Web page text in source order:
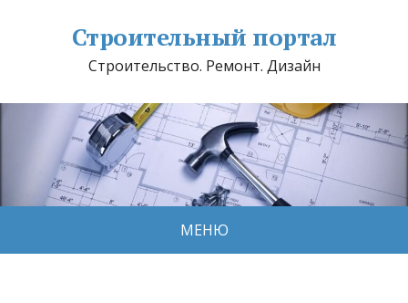
Строительный портал
Строительство. Ремонт. Дизайн
МЕНЮ